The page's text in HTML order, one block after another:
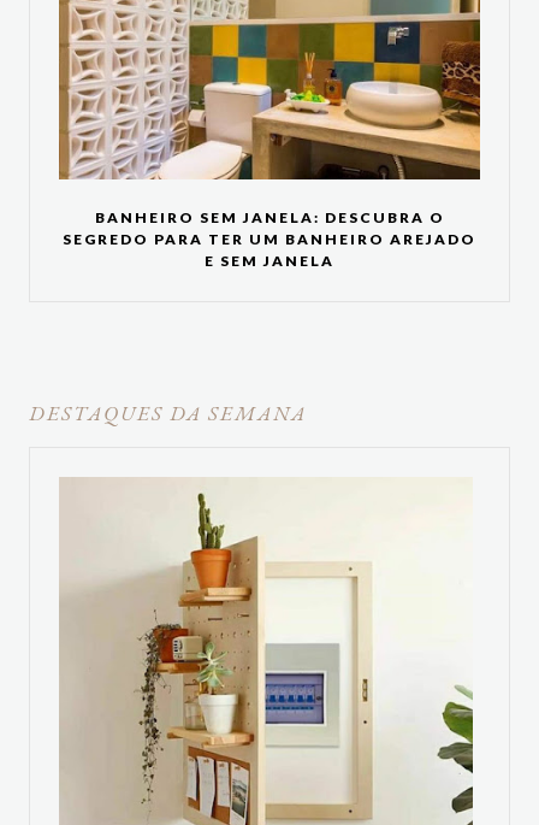
BANHEIRO SEM JANELA: DESCUBRA O
SEGREDO PARA TER UM BANHEIRO AREJADO
E SEM JANELA
DESTAQUES DA SEMANA